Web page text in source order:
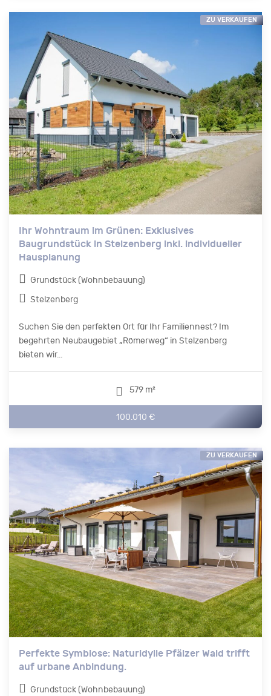
Ihr Wohntraum im Grünen: Exklusives
Baugrundstück in Stelzenberg inkl. individueller
Hausplanung
Grundstück (Wohnbebauung)
Stelzenberg
Suchen Sie den perfekten Ort für Ihr Familiennest? Im
begehrten Neubaugebiet „Römerweg“ in Stelzenberg
bieten wir...
579 m²
100.010 €
ZU VERKAUFEN
Perfekte Symbiose: Naturidylle Pfälzer Wald trifft
auf urbane Anbindung.
Grundstück (Wohnbebauung)
ZU VERKAUFEN